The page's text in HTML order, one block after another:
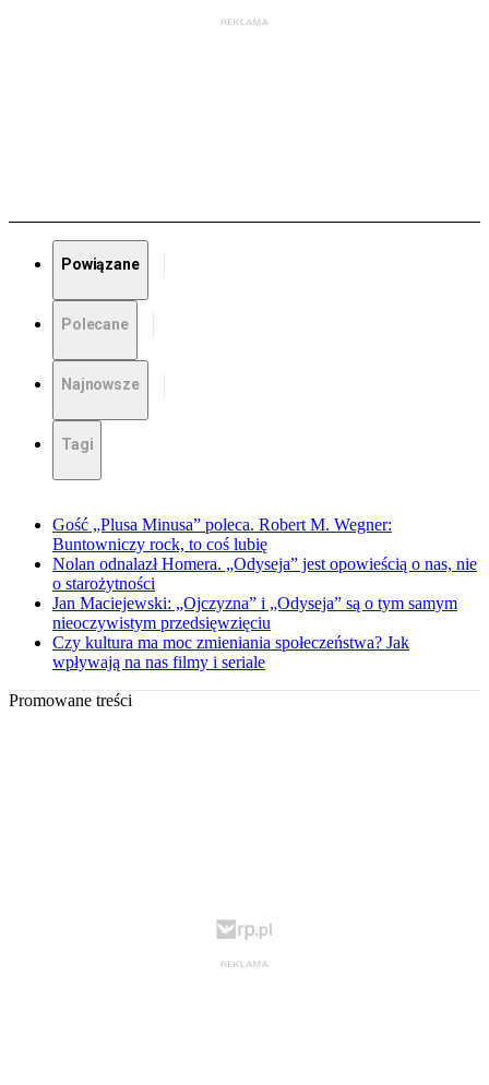
Powiązane
Polecane
Najnowsze
Tagi
Gość „Plusa Minusa” poleca. Robert M. Wegner:
Buntowniczy rock, to coś lubię
Nolan odnalazł Homera. „Odyseja” jest opowieścią o nas, nie
o starożytności
Jan Maciejewski: „Ojczyzna” i „Odyseja” są o tym samym
nieoczywistym przedsięwzięciu
Czy kultura ma moc zmieniania społeczeństwa? Jak
wpływają na nas filmy i seriale
Promowane treści